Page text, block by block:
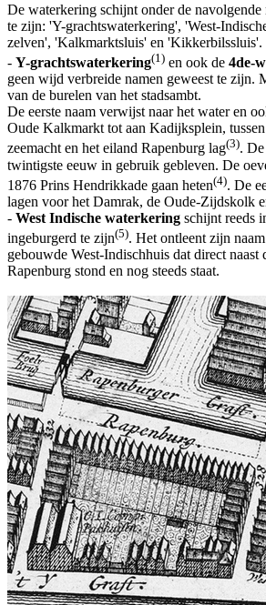
De waterkering schijnt onder de navolgende
te zijn: 'Y-grachtswaterkering', 'West-
zelven', 'Kalkmarktsluis' en 'Kikkerbilssluis'.
- Y-grachtswaterkering(1) en ook de 4de-
geen wijd verbreide namen geweest te zijn.
van de burelen van het stadsambt.
De eerste naam verwijst naar het water en
Oude Kalkmarkt tot aan Kadijksplein,
zeemacht en het eiland Rapenburg lag(3).
twintigste eeuw in gebruik gebleven. De
1876 Prins Hendrikkade gaan heten(4). De
lagen voor het Damrak, de Oude-Zijdskolk
- West Indische waterkering schijnt reeds
ingeburgerd te zijn(5). Het ontleent zijn
gebouwde West-Indischhuis dat direct naast
Rapenburg stond en nog steeds staat.